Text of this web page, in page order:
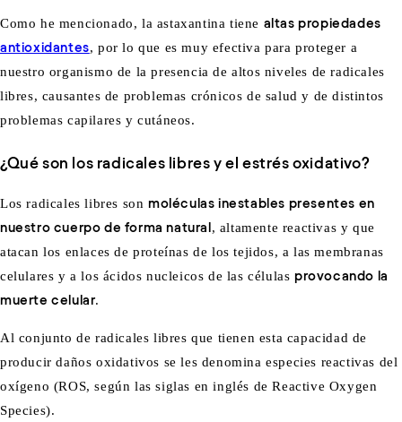
Como he mencionado, la astaxantina tiene altas propiedades
antioxidantes, por lo que es muy efectiva para proteger a
nuestro organismo de la presencia de altos niveles de radicales
libres, causantes de problemas crónicos de salud y de distintos
problemas capilares y cutáneos.
¿Qué son los radicales libres y el estrés oxidativo?
Los radicales libres son moléculas inestables presentes en
nuestro cuerpo de forma natural , altamente reactivas y que
atacan los enlaces de proteínas de los tejidos, a las membranas
celulares y a los ácidos nucleicos de las célulasprovocando la
muerte celular.
Al conjunto de radicales libres que tienen esta capacidad de
producir daños oxidativos se les denomina especies reactivas del
oxígeno (ROS, según las siglas en inglés de Reactive Oxygen
Species).